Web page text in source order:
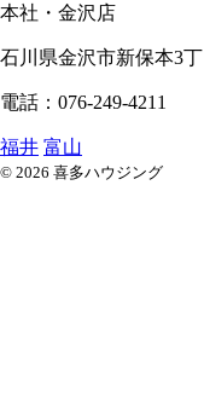
本社・金沢店
石川県金沢市新保本3
電話：076-249-4211
福井 富山
© 2026 喜多ハウジング